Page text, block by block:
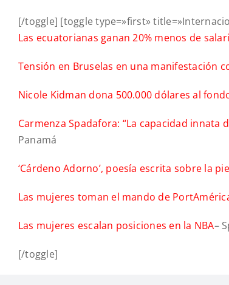
[/toggle] [toggle type=»first»
Las ecuatorianas ganan 20% menos de
Tensión en Bruselas en una manifestación
Nicole Kidman dona 500.000 dólares al
Carmenza Spadafora: “La capacidad
Panamá
‘Cárdeno Adorno’, poesía escrita sobre la
Las mujeres toman el mando de
Las mujeres escalan posiciones en la NBA–
[/toggle]